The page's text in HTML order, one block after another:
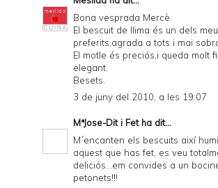
Bona vesprada Mercè
El bescuit de llima és un dels
preferits,agrada a tots i mai
El motle és preciós,i queda molt
elegant.
Besets.
3 de juny del 2010, a les 19:07
MªJose-Dit i Fetha dit...
M´encanten els bescuits així
aquest que has fet, es veu
deliciós...em convides a un
petonets!!!